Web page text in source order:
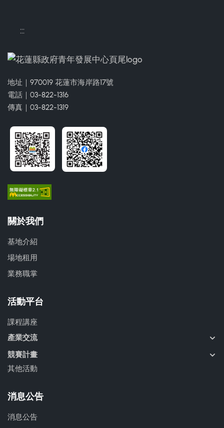
:::
地址｜970019 花蓮市海岸路17號
電話｜03-822-1316
傳真｜03-822-1319
關於我們
基地介紹
場地租用
業務職掌
活動平台
課程講座
產業交流
競賽計畫
其他活動
消息公告
消息公告